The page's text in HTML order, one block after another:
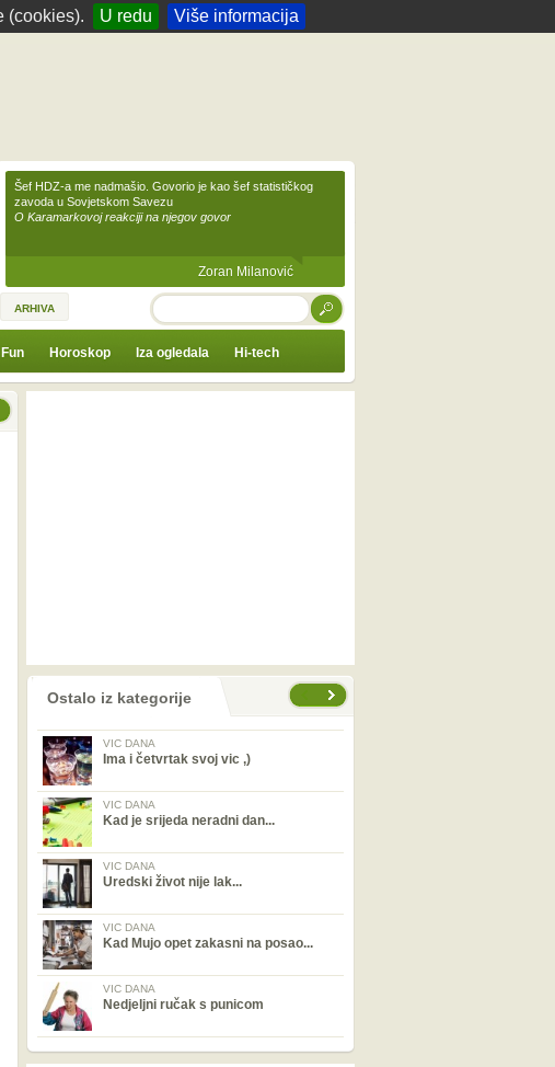
(cookies). U redu Više informacija
Šef HDZ-a me nadmašio. Govorio je kao šef statističkog
zavoda u Sovjetskom Savezu
O Karamarkovoj reakciji na njegov govor
Zoran Milanović
ARHIVA TRAŽI
Fun Horoskop Iza ogledala Hi-tech
Ostalo iz kategorije
VIC DANA
Ima i četvrtak svoj vic ,)
VIC DANA
Kad je srijeda neradni dan...
VIC DANA
Uredski život nije lak...
VIC DANA
Kad Mujo opet zakasni na posao...
VIC DANA
Nedjeljni ručak s punicom